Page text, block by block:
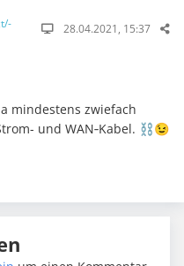
28.04.2021, 15:37
mindestens zwiefach
und WAN‑Kabel. ⛓️😉